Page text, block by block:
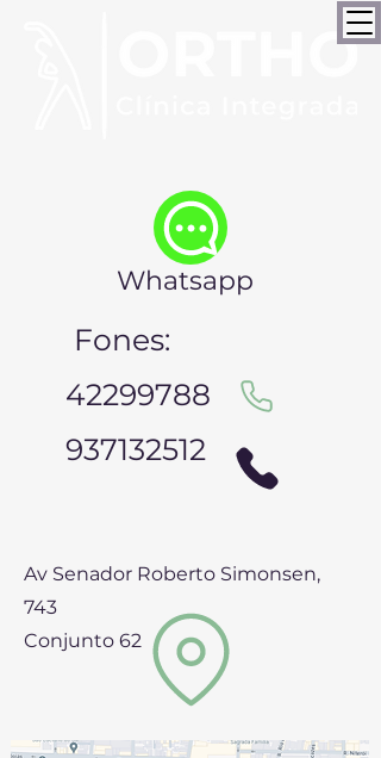
Whatsapp
Fones:
42299788
937132512
Av Senador Roberto Simonsen,
743
Conjunto 62